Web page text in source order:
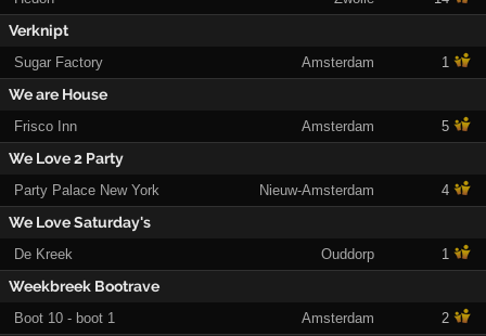
Verknipt
Sugar Factory Amsterdam 1
We are House
Frisco Inn Amsterdam 5
We Love 2 Party
Party Palace New York Nieuw-Amsterdam 4
We Love Saturday's
De Kreek Ouddorp 1
Weekbreek Bootrave
Boot 10 - boot 1 Amsterdam 2